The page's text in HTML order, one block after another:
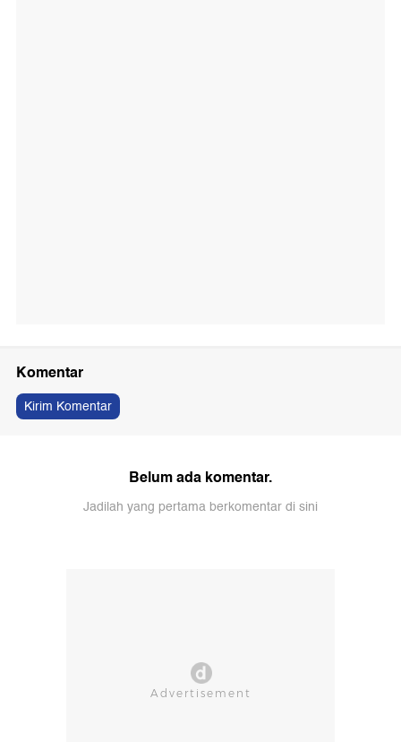
Komentar
Kirim Komentar
Belum ada komentar.
Jadilah yang pertama berkomentar di sini